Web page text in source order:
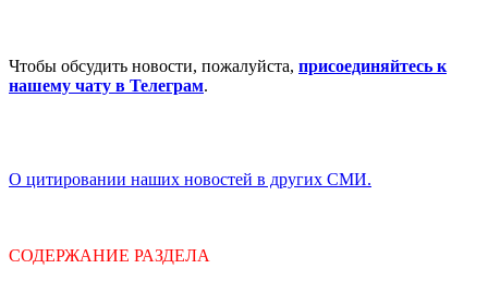
Чтобы обсудить новости, пожалуйста, присоединяйтесь к
нашему чату в Телеграм.
О цитировании наших новостей в других СМИ.
СОДЕРЖАНИЕ РАЗДЕЛА